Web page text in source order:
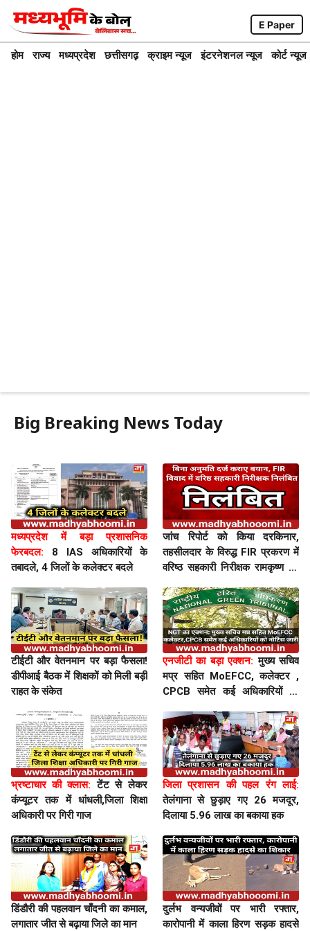
Skip
to
content
E Paper
होम राज्य मध्यप्रदेश छत्तीसगढ़़ क्राइम न्यूज इंटरनेशनल न्यूज कोर्ट न्यूज
Big Breaking News Today
मध्यप्रदेश में बड़ा प्रशासनिक
फेरबदल: 8 IAS अधिकारियों के
तबादले, 4 जिलों के कलेक्टर बदले
जांच रिपोर्ट को किया दरकिनार,
तहसीलदार के विरुद्ध FIR प्रकरण में
वरिष्ठ सहकारी निरीक्षक रामकृष्ण उद्दे
टीईटी और वेतनमान पर बड़ा फैसला!
डीपीआई बैठक में शिक्षकों को मिली बड़ी
राहत के संकेत
एनजीटी का बड़ा एक्शन: मुख्य सचिव
मप्र सहित MoEFCC, कलेक्टर ,
CPCB समेत कई अधिकारियों को
भ्रष्टाचार की क्लास: टेंट से लेकर
कंप्यूटर तक में धांधली,जिला शिक्षा
अधिकारी पर गिरी गाज
जिला प्रशासन की पहल रंग लाई:
तेलंगाना से छुड़ाए गए 26 मजदूर,
दिलाया 5.96 लाख का बकाया हक
डिंडौरी की पहलवान चाँदनी का कमाल,
लगातार जीत से बढ़ाया जिले का मान
दुर्लभ वन्यजीवों पर भारी रफ्तार,
कारोपानी में काला हिरण सड़क हादसे